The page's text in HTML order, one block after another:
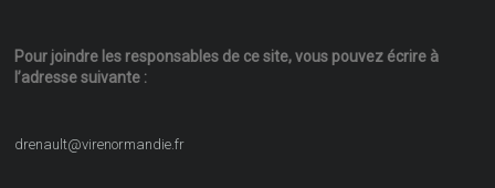
Pour joindre les responsables de ce site, vous pouvez écrire à
l’adresse suivante :
drenault@virenormandie.fr